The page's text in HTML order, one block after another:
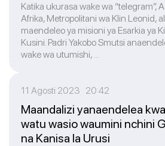
Katika ukurasa wake wa “telegram”,
Afrika, Metropolitani wa Klin Leonid,
maendeleo ya misioni ya Esarkia ya
Kusini. Padri Yakobo Smutsi
wake wa utumishi, ...
11 Agosti 2023 20:42
Maandalizi yanaendelea
watu wasio waumini nchini
na Kanisa la Urusi